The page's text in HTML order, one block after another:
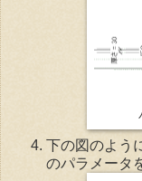
下の図のよう
のパラメータ